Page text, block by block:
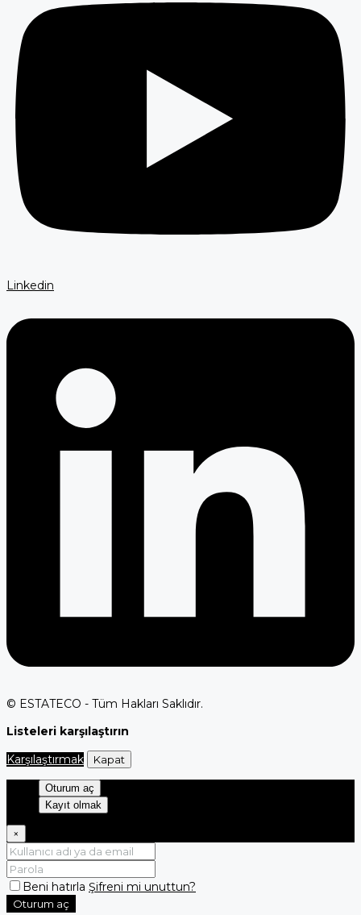
Linkedin
© ESTATECO - Tüm Hakları Saklıdır.
Listeleri karşılaştırın
Karşılaştırmak
Kapat
Oturum aç
Kayıt olmak
×
Beni hatırla Şifreni mi unuttun?
Oturum aç